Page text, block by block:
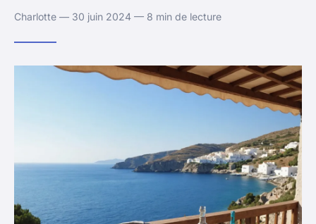
Charlotte — 30 juin 2024 — 8 min de lecture